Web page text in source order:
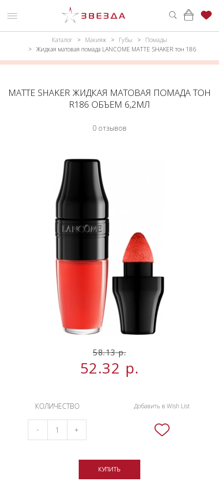
ВОЙТИ
МАКИЯЖ
Каталог Макияж Губы
Помады
Жидкая матовая помада LANCOME MATTE SHAKER тон 186
MATTE SHAKER ЖИДКАЯ МАТОВАЯ ПОМАДА ТОН
R186 ОБЪЕМ 6,2МЛ
0 отзывов
58.13р.
52.32 р.
КОЛИЧЕСТВО
- +
КУПИТЬ
Добавить в Wish List